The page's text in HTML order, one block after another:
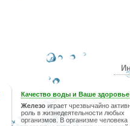
Качество воды и Ваше здоровье
Железо играет чрезвычайно
роль в жизнедеятельности любых
организмов. В организме человека